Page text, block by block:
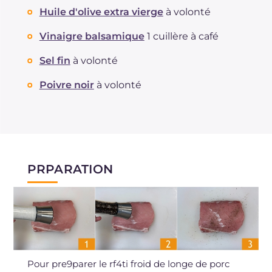
Huile d'olive extra vierge à volonté
Vinaigre balsamique 1 cuillère à café
Sel fin à volonté
Poivre noir à volonté
PRPARATION
Pour pre9parer le rf4ti froid de longe de porc